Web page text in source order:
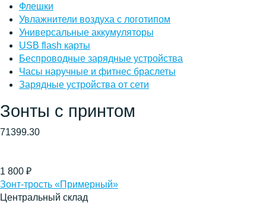
Флешки
Увлажнители воздуха с логотипом
Универсальные аккумуляторы
USB flash карты
Беспроводные зарядные устройства
Часы наручные и фитнес браслеты
Зарядные устройства от сети
Зонты с принтом
71399.30
1 800 ₽
Зонт-трость «Примерный»
Центральный склад